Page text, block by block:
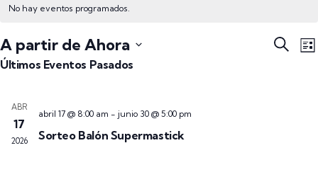
No hay eventos programados.
Buscar
A partir de Ahora
Seleccionar
Últimos Eventos Pasados
ABR
17
2026
abril 17 @ 8:00 am - junio 30 @ 5:00 pm
Sorteo Balón Supermastick